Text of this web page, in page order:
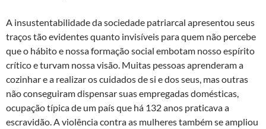
A insustentabilidade da sociedade patriarcal apresentou seus
traços tão evidentes quanto invisíveis para quem não percebe
que o hábito e nossa formação social embotam nosso espírito
crítico e turvam nossa visão. Muitas pessoas aprenderam a
cozinhar e a realizar os cuidados de si e dos seus, mas outras
não conseguiram dispensar suas empregadas domésticas,
ocupação típica de um país que há 132 anos praticava a
escravidão. A violência contra as mulheres também se ampliou